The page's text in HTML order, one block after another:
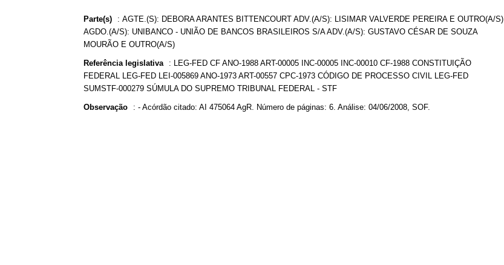
Parte(s) : AGTE.(S): DEBORA ARANTES BITTENCOURT ADV.(A/S): LISIMAR VALVERDE PEREIRA E OUTRO(A/S)
AGDO.(A/S): UNIBANCO - UNIÃO DE BANCOS BRASILEIROS S/A ADV.(A/S): GUSTAVO CÉSAR DE SOUZA
MOURÃO E OUTRO(A/S)
Referência legislativa : LEG-FED CF ANO-1988 ART-00005 INC-00005 INC-00010 CF-1988 CONSTITUIÇÃO
FEDERAL LEG-FED LEI-005869 ANO-1973 ART-00557 CPC-1973 CÓDIGO DE PROCESSO CIVIL LEG-FED
SUMSTF-000279 SÚMULA DO SUPREMO TRIBUNAL FEDERAL - STF
Observação : - Acórdão citado: AI 475064 AgR. Número de páginas: 6. Análise: 04/06/2008, SOF.